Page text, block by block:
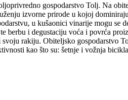
gospodarstvo Tolj. Na
izvorne prirode u kojoj
u kušaonici vinarije mogu se
berbu i degustaciju voća i povrća
rakiju. Obiteljsko gospodarstvo
kao što su: šetnje i vožnja